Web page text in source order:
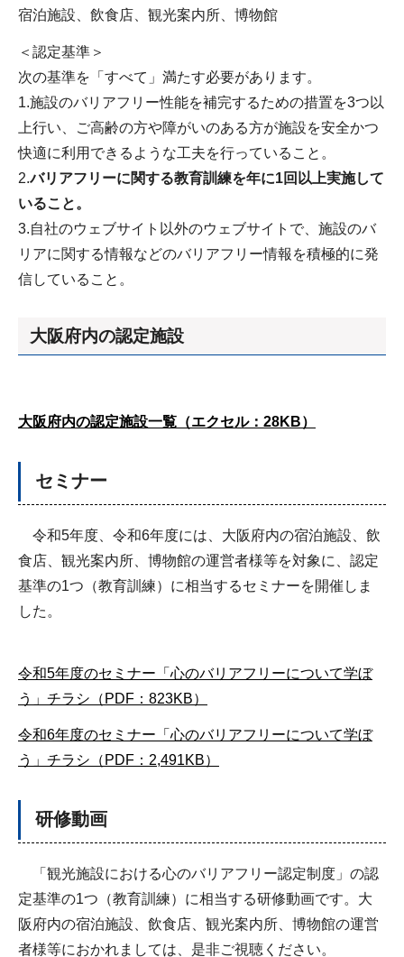
宿泊施設、飲食店、観光案内所、博物館
＜認定基準＞
次の基準を「すべて」満たす必要があります。
1.施設のバリアフリー性能を補完するための措置を3つ以
上行い、ご高齢の方や障がいのある方が施設を安全かつ
快適に利用できるような工夫を行っていること。
2.バリアフリーに関する教育訓練を年に1回以上実施して
いること。
3.自社のウェブサイト以外のウェブサイトで、施設のバ
リアに関する情報などのバリアフリー情報を積極的に発
信していること。
大阪府内の認定施設
大阪府内の認定施設一覧（エクセル：28KB）
セミナー
令和5年度、令和6年度には、大阪府内の宿泊施設、飲
食店、観光案内所、博物館の運営者様等を対象に、認定
基準の1つ（教育訓練）に相当するセミナーを開催しま
した。
令和5年度のセミナー「心のバリアフリーについて学ぼ
う」チラシ（PDF：823KB）
令和6年度のセミナー「心のバリアフリーについて学ぼ
う」チラシ（PDF：2,491KB）
研修動画
「観光施設における心のバリアフリー認定制度」の認
定基準の1つ（教育訓練）に相当する研修動画です。大
阪府内の宿泊施設、飲食店、観光案内所、博物館の運営
者様等におかれましては、是非ご視聴ください。